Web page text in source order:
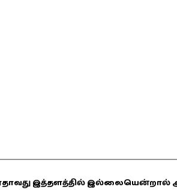
இத்தளத்தில் இல்லையென்றால்